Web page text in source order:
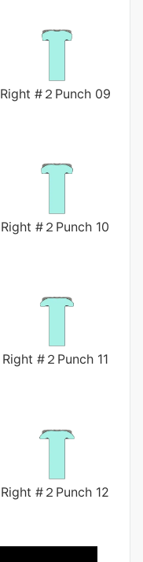
Right #２Punch 09
Right #２Punch 10
Right #２Punch 11
Right #２Punch 12